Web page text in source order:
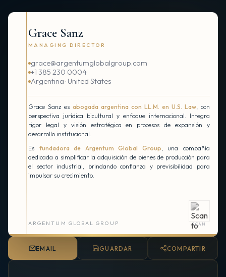
Grace Sanz
MANAGING DIRECTOR
grace@argentumglobalgroup.com
+1 385 230 0004
Argentina · United States
Grace Sanz es abogada argentina con LL.M. en U.S. Law, con
perspectiva jurídica bicultural y enfoque internacional. Integra
rigor legal y visión estratégica en procesos de expansión y
desarrollo institucional.
Es fundadora de Argentum Global Group, una compañía
dedicada a simplificar la adquisición de bienes de producción para
el sector industrial, brindando confianza y previsibilidad para
impulsar su crecimiento.
ARGENTUM GLOBAL GROUP SCAN
EMAIL GUARDAR COMPARTIR